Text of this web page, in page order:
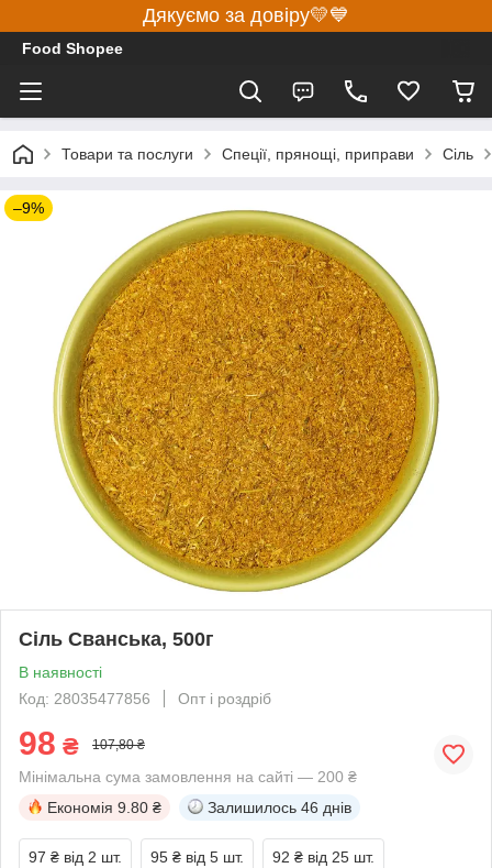
Дякуємо за довіру💛💙
Food Shopee
Товари та послуги Спеції, прянощі, приправи Сіль
–9%
Сіль Сванська, 500г
В наявності
Код: 28035477856
Опт і роздріб
98 ₴ 107,80 ₴
Мінімальна сума замовлення на сайті — 200 ₴
Економія 9.80 ₴ Залишилось 46 днів
97 ₴ від 2 шт. 95 ₴ від 5 шт. 92 ₴ від 25 шт.